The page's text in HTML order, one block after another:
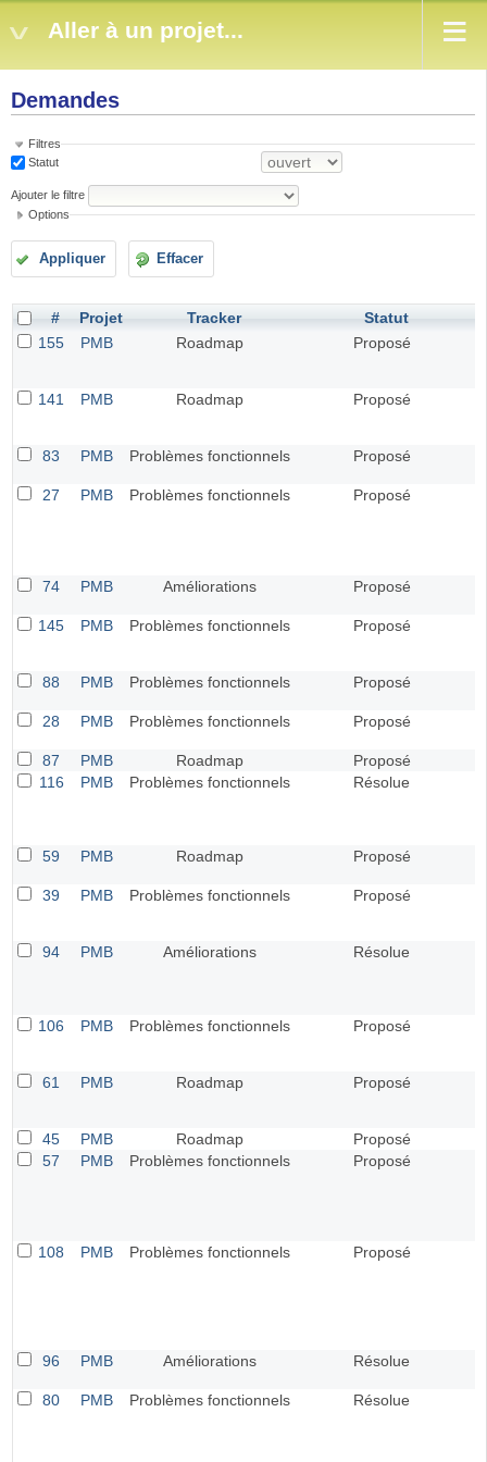
Aller à un projet...
Demandes
Filtres
Statut
Ajouter le filtre
Options
Appliquer Effacer
# Projet Tracker Statut
155
PMB Roadmap Proposé
141 PMB Roadmap Proposé
83 PMB Problèmes fonctionnels Proposé
27 PMB Problèmes fonctionnels Proposé
74 PMB Améliorations Proposé
145 PMB Problèmes fonctionnels Proposé
88 PMB Problèmes fonctionnels Proposé
28 PMB Problèmes fonctionnels Proposé
87 PMB Roadmap Proposé
116
PMB Problèmes fonctionnels Résolue
59 PMB Roadmap Proposé
39 PMB Problèmes fonctionnels Proposé
94 PMB Améliorations Résolue
106 PMB Problèmes fonctionnels Proposé
61 PMB Roadmap Proposé
45 PMB Roadmap Proposé
57
PMB Problèmes fonctionnels Proposé
108 PMB Problèmes fonctionnels Proposé
96 PMB Améliorations Résolue
80 PMB Problèmes fonctionnels Résolue